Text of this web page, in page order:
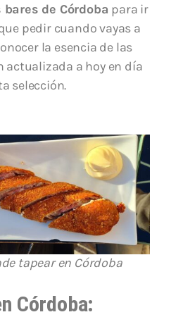
de Córdoba para ir
pedir cuando vayas a
la esencia de las
actualizada a hoy en día
selección.
tapear en Córdoba
Córdoba: